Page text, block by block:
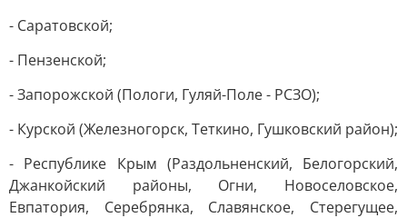
- Саратовской;
- Пензенской;
- Запорожской (Пологи, Гуляй-Поле - РСЗО);
- Курской (Железногорск, Теткино, Гушковский район);
- Республике Крым (Раздольненский, Белогорский,
Джанкойский районы, Огни, Новоселовское,
Евпатория, Серебрянка, Славянское, Стерегущее,